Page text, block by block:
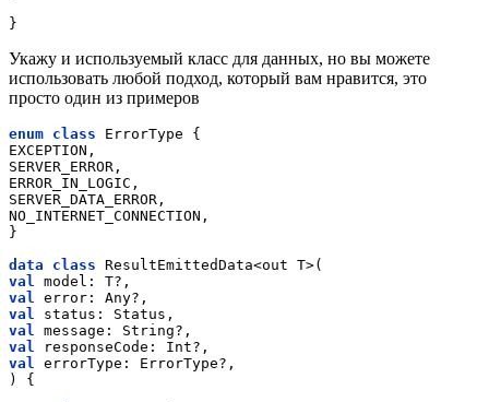
}
Укажу и используемый класс для данных, но вы можете
использовать любой подход, который вам нравится, это
просто один из примеров
enum class ErrorType {
EXCEPTION,
SERVER_ERROR,
ERROR_IN_LOGIC,
SERVER_DATA_ERROR,
NO_INTERNET_CONNECTION,
}
data
class ResultEmittedData<out T>(
val
model: T?,
val
error: Any?,
val
status: Status,
val
message: String?,
val
responseCode: Int?,
val
errorType: ErrorType?,
) {